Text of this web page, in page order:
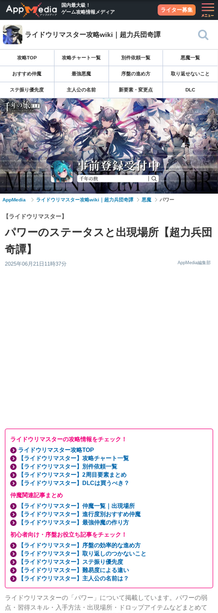
国内最大級！
ゲーム攻略情報メディア
ライター募集
ライドウリマスター攻略wiki｜超力兵団奇譚
攻略TOP 攻略チャート一覧 別件依頼一覧 悪魔一覧
おすすめ仲魔 最強悪魔 序盤の進め方 取り返せないこと
ステ振り優先度 主人公の名前 新要素・変更点 DLC
AppMedia ライドウリマスター攻略wiki｜超力兵団奇譚 悪魔 パワー
【ライドウリマスター】
パワーのステータスと出現場所【超力兵団
奇譚】
2025年06月21日11時37分 AppMedia編集部
ライドウリマスターの攻略情報をチェック！
ライドウリマスター攻略TOP
【ライドウリマスター】攻略チャート一覧
【ライドウリマスター】別件依頼一覧
【ライドウリマスター】2周目要素まとめ
【ライドウリマスター】DLCは買うべき？
仲魔関連記事まとめ
【ライドウリマスター】仲魔一覧｜出現場所
【ライドウリマスター】進行度別おすすめ仲魔
【ライドウリマスター】最強仲魔の作り方
初心者向け・序盤お役立ち記事をチェック！
【ライドウリマスター】序盤の効率的な進め方
【ライドウリマスター】取り返しのつかないこと
【ライドウリマスター】ステ振り優先度
【ライドウリマスター】難易度による違い
【ライドウリマスター】主人公の名前は？
ライドウリマスターの「パワー」について掲載しています。パワーの弱
点・習得スキル・入手方法・出現場所・ドロップアイテムなどまとめて